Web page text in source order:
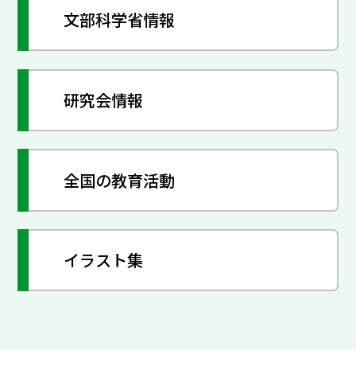
文部科学省情報
研究会情報
全国の教育活動
イラスト集